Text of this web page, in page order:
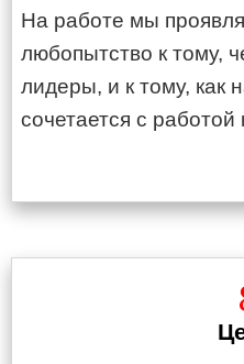
На работе мы
любопытство к тому,
лидеры, и к тому, как
сочетается с работой